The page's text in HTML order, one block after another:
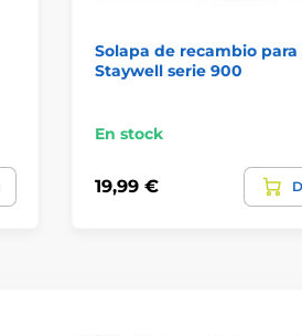
Solapa de recambio para
Staywell serie 900
En stock
19,99 €